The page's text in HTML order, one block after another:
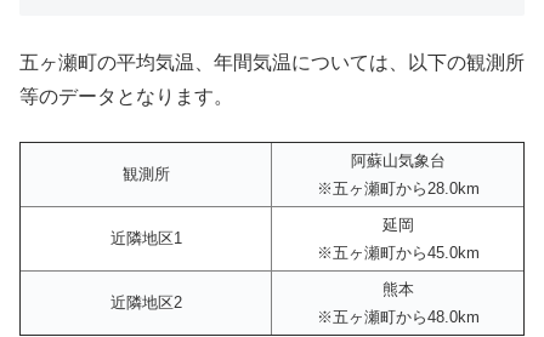
五ヶ瀬町の平均気温、年間気温については、以下の観測所
等のデータとなります。
観測所
阿蘇山気象台
※五ヶ瀬町から28.0km
近隣地区1
延岡
※五ヶ瀬町から45.0km
近隣地区2
熊本
※五ヶ瀬町から48.0km